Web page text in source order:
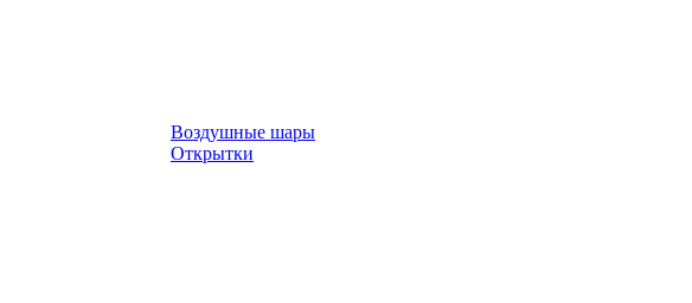
Воздушные шары
Открытки